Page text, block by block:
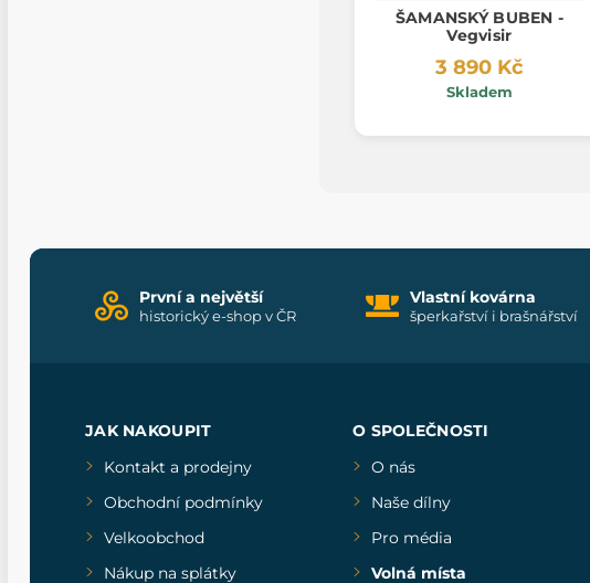
ŠAMANSKÝ BUBEN -
Vegvisir
3 890 Kč
Skladem
První a největší
historický e-shop v ČR
Vlastní kovárna
šperkařství i brašnářství
JAK NAKOUPIT
Kontakt a prodejny
Obchodní podmínky
Velkoobchod
Nákup na splátky
O SPOLEČNOSTI
O nás
Naše dílny
Pro média
Volná místa